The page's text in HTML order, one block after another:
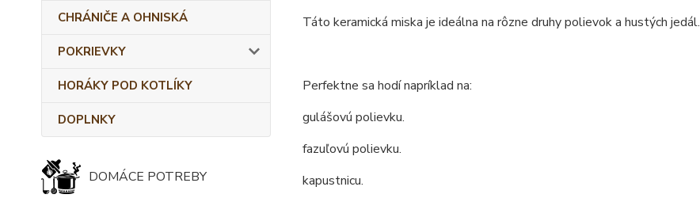
CHRÁNIČE A OHNISKÁ
POKRIEVKY
HORÁKY POD KOTLÍKY
DOPLNKY
DOMÁCE POTREBY
Táto keramická miska je ideálna na rôzne druhy polievok a hustých jedál.
Perfektne sa hodí napríklad na:
gulášovú polievku.
fazuľovú polievku.
kapustnicu.